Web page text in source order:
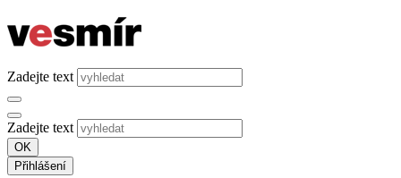
Zadejte text
Zadejte text
OK
Přihlášení